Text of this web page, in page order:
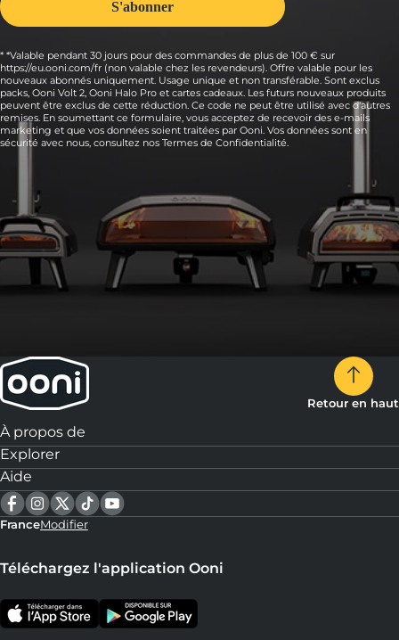
* *Valable pendant 30 jours pour des commandes de plus de 100 € sur
https://eu.ooni.com/fr (non valable chez les revendeurs). Offre valable pour les
nouveaux abonnés uniquement. Usage unique et non transférable. Sont exclus
packs, Ooni Volt 2, Ooni Halo Pro et cartes cadeaux. Les futurs nouveaux produits
peuvent être exclus de cette réduction. Ce code ne peut être utilisé avec d'autres
remises. En soumettant ce formulaire, vous acceptez de recevoir des e-mails
marketing et que vos données soient traitées par Ooni. Vos données sont en
sécurité avec nous, consultez nos Termes de Confidentialité.
Retour en haut
À propos de
Explorer
Aide
FranceModifier
Téléchargez l'application Ooni